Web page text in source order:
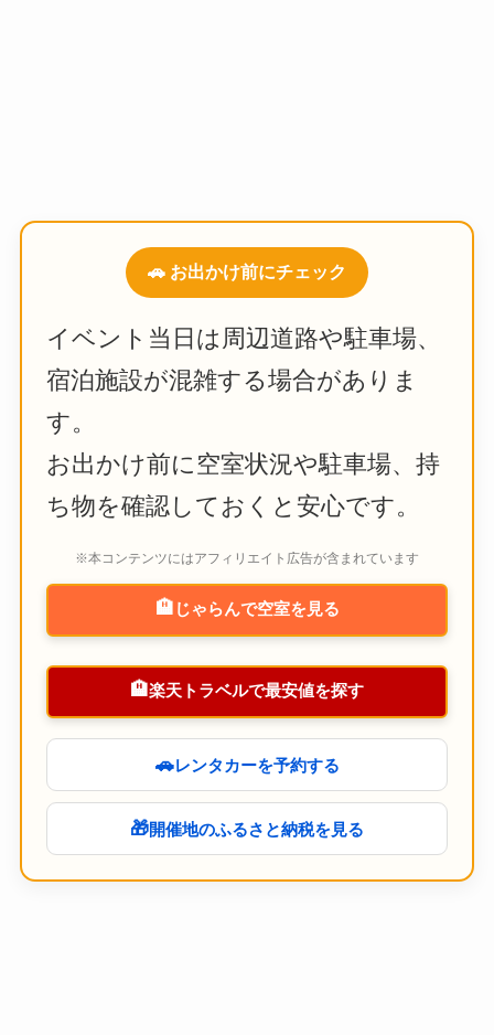
🚗 お出かけ前にチェック
イベント当日は周辺道路や駐車場、
宿泊施設が混雑する場合がありま
す。
お出かけ前に空室状況や駐車場、持
ち物を確認しておくと安心です。
※本コンテンツにはアフィリエイト広告が含まれています
🏨 じゃらんで空室を見る
🏨 楽天トラベルで最安値を探す
🚗レンタカーを予約する
🎁開催地のふるさと納税を見る